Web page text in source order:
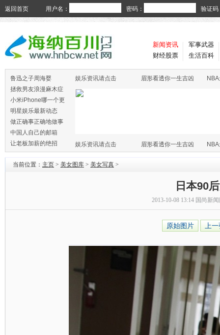
返回首页 用户名： 密码： 验证码
新闻资讯
财经股票
军事武器
生活百科
鲁迅之子周海婴
拯救男友浪漫麻木症
小米iPhone哪一个更
火
明星娱乐最新动态
做正确事正确地做事
中国人自己的邮箱
让老板加薪的绝招
娱乐资讯请点击 眉形看透你一生吉凶
娱乐资讯请点击 眉形看透你一生吉凶
当前位置： 主页 > 美女图库 > 美女写真 >
日本90
2013-10-08 13:14 国尚新
原始图片 上